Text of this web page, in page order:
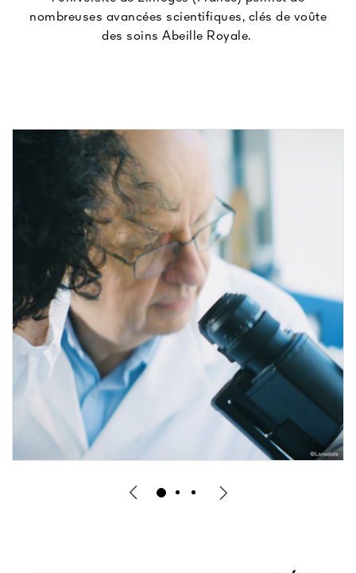
nombreuses avancées scientifiques, clés de voûte
des soins Abeille Royale.